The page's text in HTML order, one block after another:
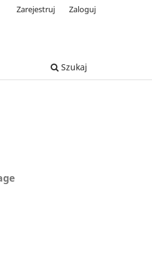
Szukaj
Zarejestruj Zaloguj